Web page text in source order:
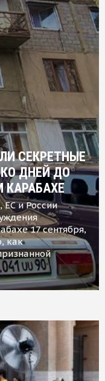
СЕКРЕТНЫЕ
ДНЕЙ ДО
КАРАБАХЕ
и России
17 сентября,
как